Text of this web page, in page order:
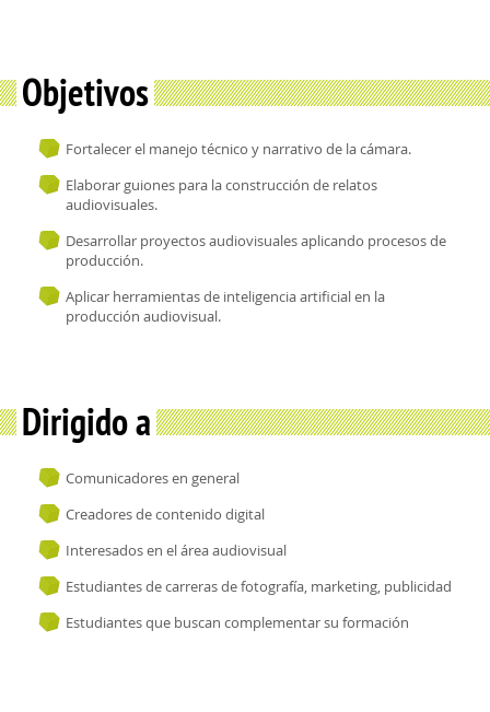
Objetivos
Fortalecer el manejo técnico y narrativo de la cámara.
Elaborar guiones para la construcción de relatos
audiovisuales.
Desarrollar proyectos audiovisuales aplicando procesos de
producción.
Aplicar herramientas de inteligencia artificial en la
producción audiovisual.
Dirigido a
Comunicadores en general
Creadores de contenido digital
Interesados en el área audiovisual
Estudiantes de carreras de fotografía, marketing, publicidad
Estudiantes que buscan complementar su formación